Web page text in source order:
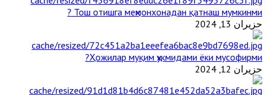
Тош отишга меҳмонхонадан қатнаш мумкинми ?
حزيران 13, 2024
Ҳожилар муқим ҳукмидами ёки мусофирми?
حزيران 12, 2024